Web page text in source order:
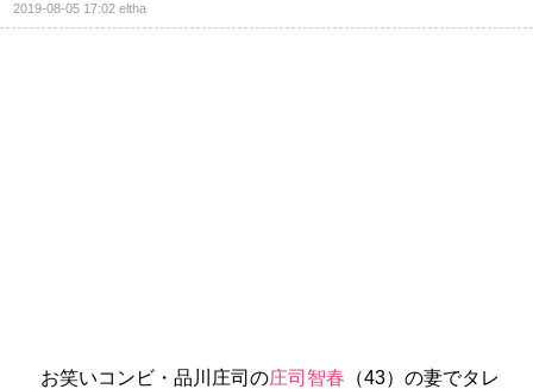
2019-08-05 17:02eltha
お笑いコンビ・品川庄司の庄司智春 （43）の妻でタレ